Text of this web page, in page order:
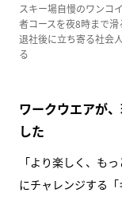
スキー場自慢のワンコ
者コースを夜8時まで滑
退社後に立ち寄る社会
る
ワークウエアが
した
「より楽しく、も
にチャレンジする